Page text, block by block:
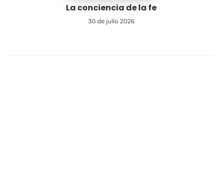
La conciencia de la fe
30 de julio 2026